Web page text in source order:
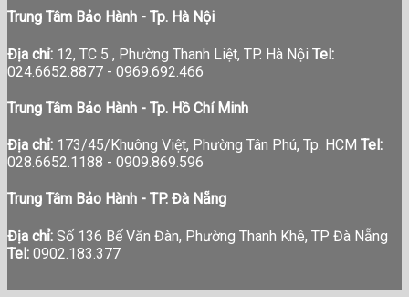
Trung Tâm Bảo Hành - Tp. Hà Nội
Địa chỉ: 12, TC 5 , Phường Thanh Liệt, TP. Hà Nội Tel:
024.6652.8877 - 0969.692.466
Trung Tâm Bảo Hành - Tp. Hồ Chí Minh
Địa chỉ: 173/45/Khuông Việt, Phường Tân Phú, Tp. HCM Tel:
028.6652.1188 - 0909.869.596
Trung Tâm Bảo Hành - TP. Đà Nẵng
Địa chỉ: Số 136 Bế Văn Đàn, Phường Thanh Khê, TP Đà Nẵng
Tel: 0902.183.377